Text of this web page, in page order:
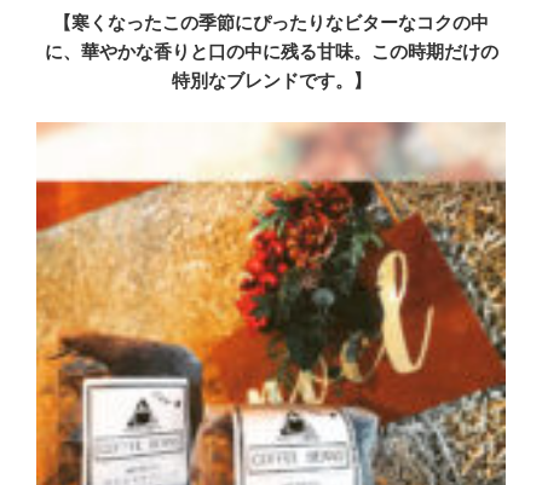
【寒くなったこの季節にぴったりなビターなコクの中
に、華やかな香りと口の中に残る甘味。この時期だけの
特別なブレンドです。】